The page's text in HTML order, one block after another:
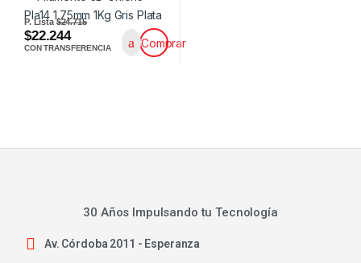
P. Lista$24.715
$22.244
CON TRANSFERENCIA Comprar
30 Años Impulsando tu Tecnología
Av. Córdoba 2011 - Esperanza